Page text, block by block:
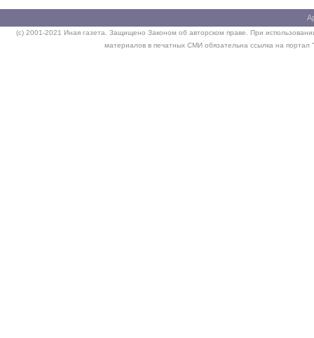
(c) 2001-2021 Иная газета. Защищено Законом об авторском праве. При
материалов в печатных СМИ обязательна ссылка на